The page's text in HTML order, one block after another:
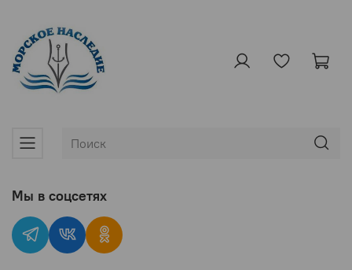
Мы в соцсетях